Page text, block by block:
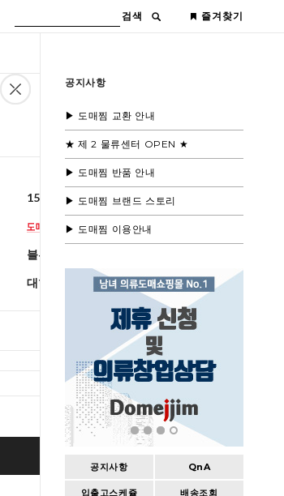
검색 즐겨찾기
공지사항
▶ 도매찜 교환 안내
★ 제 2 물류센터 OPEN ★
▶ 도매찜 반품 안내
▶ 도매찜 브랜드 스토리
▶ 도매찜 이용안내
공지사항 QnA
입출고스케쥴 배송조회
15,600원(부가세별도)
블루모드제휴사
대한민국